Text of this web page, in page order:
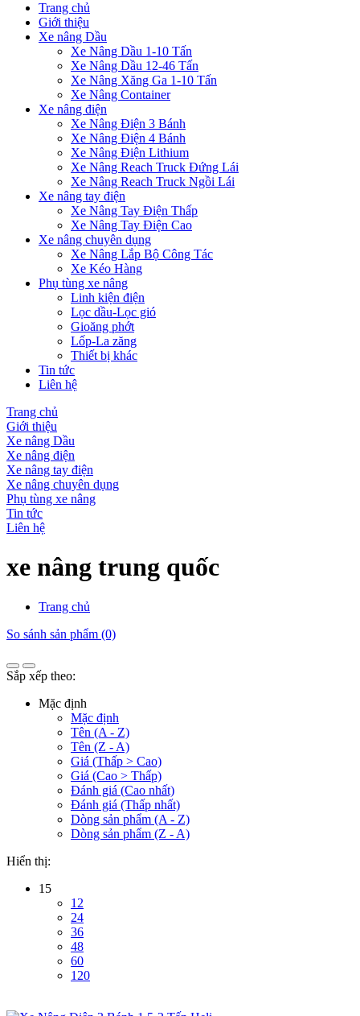
Trang chủ
Giới thiệu
Xe nâng Dầu
Xe Nâng Dầu 1-10 Tấn
Xe Nâng Dầu 12-46 Tấn
Xe Nâng Xăng Ga 1-10 Tấn
Xe Nâng Container
Xe nâng điện
Xe Nâng Điện 3 Bánh
Xe Nâng Điện 4 Bánh
Xe Nâng Điện Lithium
Xe Nâng Reach Truck Đứng Lái
Xe Nâng Reach Truck Ngồi Lái
Xe nâng tay điện
Xe Nâng Tay Điện Thấp
Xe Nâng Tay Điện Cao
Xe nâng chuyên dụng
Xe Nâng Lắp Bộ Công Tác
Xe Kéo Hàng
Phụ tùng xe nâng
Linh kiện điện
Lọc dầu-Lọc gió
Gioăng phớt
Lốp-La zăng
Thiết bị khác
Tin tức
Liên hệ
Trang chủ
Giới thiệu
Xe nâng Dầu
Xe nâng điện
Xe nâng tay điện
Xe nâng chuyên dụng
Phụ tùng xe nâng
Tin tức
Liên hệ
xe nâng trung quốc
Trang chủ
So sánh sản phẩm (0)
Sắp xếp theo:
Mặc định
Mặc định
Tên (A - Z)
Tên (Z - A)
Giá (Thấp > Cao)
Giá (Cao > Thấp)
Đánh giá (Cao nhất)
Đánh giá (Thấp nhất)
Dòng sản phẩm (A - Z)
Dòng sản phẩm (Z - A)
Hiển thị:
15
12
24
36
48
60
120